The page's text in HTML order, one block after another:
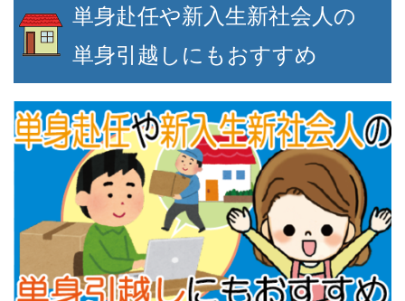
単身赴任や新入生新社会人の
単身引越しにもおすすめ